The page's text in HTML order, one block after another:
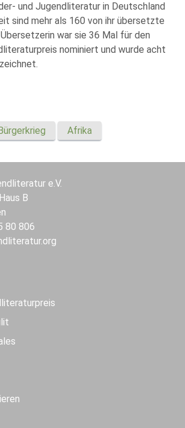
und Jugendliteratur in Deutschland
sind mehr als 160 von ihr übersetzte
war sie 36 Mal für den
nominiert und wurde acht
Afrika
e.V.
B
80 806